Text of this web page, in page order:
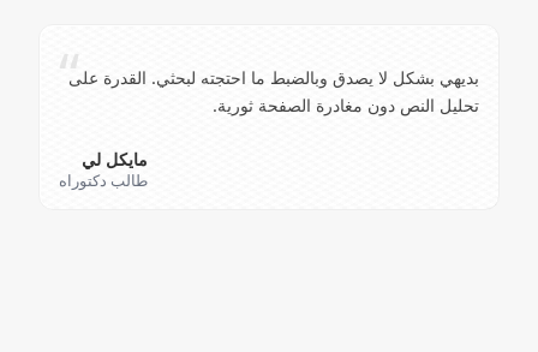
“بديهي بشكل لا يصدق وبالضبط ما احتجته لبحثي. القدرة على
تحليل النص دون مغادرة الصفحة ثورية.
مايكل لي
طالب دكتوراه